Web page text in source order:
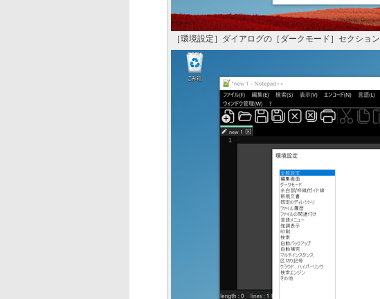
［環境設定］ダイアログの［ダークモード］セクション